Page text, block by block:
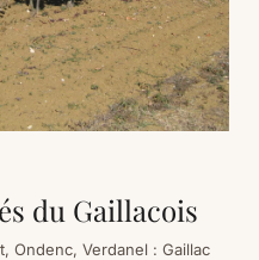
du Gaillacois
Ondenc, Verdanel : Gaillac